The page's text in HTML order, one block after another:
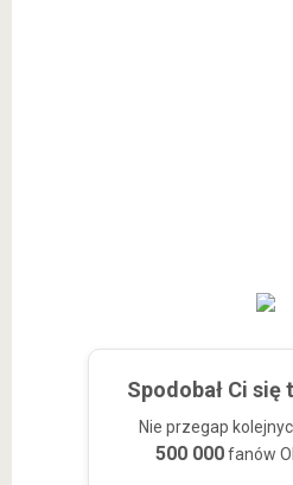
Spodobał Ci się
Nie przegap
500 000fanów